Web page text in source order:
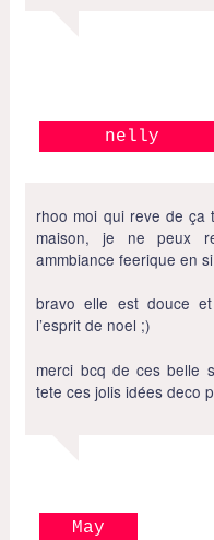
nelly
rhoo moi qui reve de ça
maison, je ne peux
ammbiance feerique en
bravo elle est douce
l’esprit de noel ;)
merci bcq de ces belle
tete ces jolis idées deco
May